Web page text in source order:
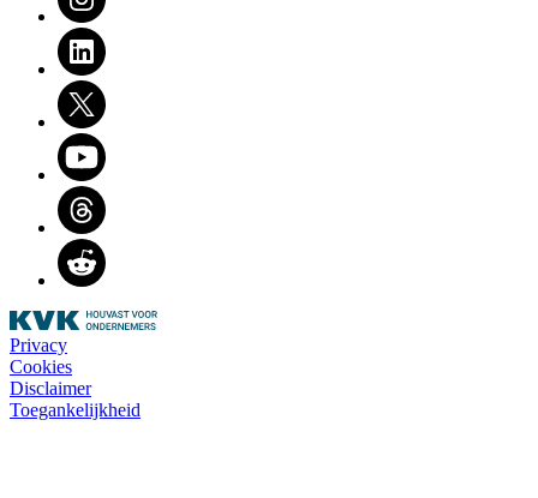
LinkedIn
Twitter
Youtube
Threads
Reddit
Privacy
Cookies
Disclaimer
Toegankelijkheid